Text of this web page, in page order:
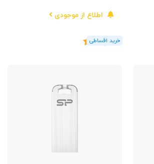
اطلاع از موجودی
(3 رای)
4